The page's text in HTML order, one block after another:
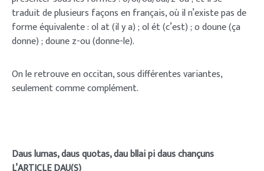
traduit de plusieurs façons en français, où il n’existe pas de
forme équivalente : ol at (il y a) ; ol ét (c’est) ; o doune (ça
donne) ; doune z-ou (donne-le).
On le retrouve en occitan, sous différentes variantes,
seulement comme complément.
Daus lumas, daus quotas, dau bllai pi daus chançuns